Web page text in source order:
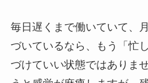
毎日遅くまで働いていて、
づいているなら、もう「忙
づけていい状態ではありま